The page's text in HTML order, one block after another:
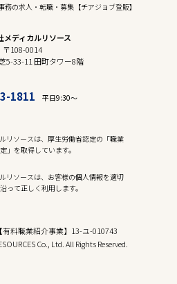
の求人・転職・募集【チアジョブ登販】
メディカルリソース
〒108-0014
5-33-11 田町タワー8階
1811
平日9:30〜
リソースは、厚生労働省認定の「職業
」を取得しています。
リソースは、お客様の個人情報を適切
って正しく利用します。
料職業紹介事業】13-ユ-010743
Co., Ltd. All Rights Reserved.